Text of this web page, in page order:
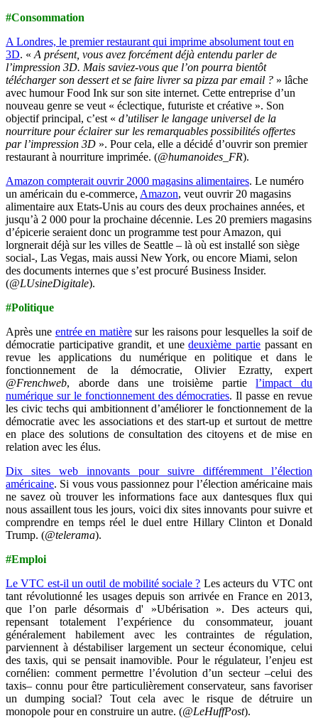
#Consommation
A Londres, le premier restaurant qui imprime absolument tout en
3D. « A présent, vous avez forcément déjà entendu parler de
l’impression 3D. Mais saviez-vous que l’on pourra bientôt
télécharger son dessert et se faire livrer sa pizza par email ? » lâche
avec humour Food Ink sur son site internet. Cette entreprise d’un
nouveau genre se veut « éclectique, futuriste et créative ». Son
objectif principal, c’est « d’utiliser le langage universel de la
nourriture pour éclairer sur les remarquables possibilités offertes
par l’impression 3D ». Pour cela, elle a décidé d’ouvrir son premier
restaurant à nourriture imprimée. (@humanoides_FR).
Amazon compterait ouvrir 2000 magasins alimentaires. Le numéro
un américain du e-commerce, Amazon, veut ouvrir 20 magasins
alimentaire aux Etats-Unis au cours des deux prochaines années, et
jusqu’à 2 000 pour la prochaine décennie. Les 20 premiers magasins
d’épicerie seraient donc un programme test pour Amazon, qui
lorgnerait déjà sur les villes de Seattle – là où est installé son siège
social-, Las Vegas, mais aussi New York, ou encore Miami, selon
des documents internes que s’est procuré Business Insider.
(@LUsineDigitale).
#Politique
Après une entrée en matièresur les raisons pour lesquelles la soif de
démocratie participative grandit, et unedeuxième partie passant en
revue les applications du numérique en politique et dans le
fonctionnement de la démocratie, Olivier Ezratty, expert
@Frenchweb, aborde dans une troisième partiel’impact du
numérique sur le fonctionnement des démocraties. Il passe en revue
les civic techs qui ambitionnent d’améliorer le fonctionnement de la
démocratie avec les associations et des start-up et surtout de mettre
en place des solutions de consultation des citoyens et de mise en
relation avec les élus.
Dix sites web innovants pour suivre différemment l’élection
américaine. Si vous vous passionnez pour l’élection américaine mais
ne savez où trouver les informations face aux dantesques flux qui
nous assaillent tous les jours, voici dix sites innovants pour suivre et
comprendre en temps réel le duel entre Hillary Clinton et Donald
Trump. (@telerama).
#Emploi
Le VTC est-il un outil de mobilité sociale ? Les acteurs du VTC ont
tant révolutionné les usages depuis son arrivée en France en 2013,
que l’on parle désormais d' »Ubérisation ». Des acteurs qui,
repensant totalement l’expérience du consommateur, jouant
généralement habilement avec les contraintes de régulation,
parviennent à déstabiliser largement un secteur économique, celui
des taxis, qui se pensait inamovible. Pour le régulateur, l’enjeu est
cornélien: comment permettre l’évolution d’un secteur –celui des
taxis– connu pour être particulièrement conservateur, sans favoriser
un dumping social? Tout cela avec le risque de détruire un
monopole pour en construire un autre. (@LeHuffPost).